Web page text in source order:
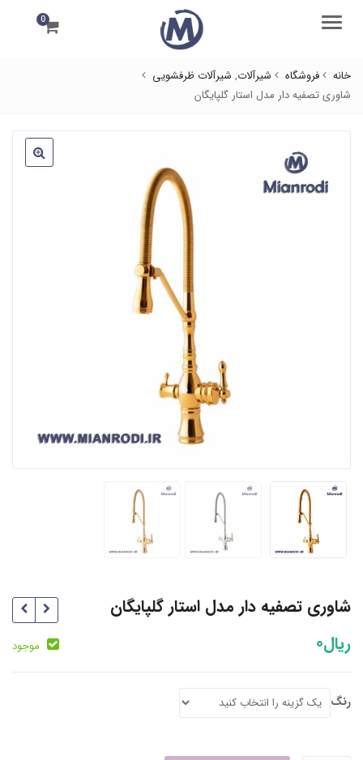
منو 0
خانه فروشگاه شیرآلات, شیرآلات ظرفشویی
شاوری تصفیه دار مدل استار گلپایگان
شاوری تصفیه دار مدل استار گلپایگان
ریال0 موجود
رنگ